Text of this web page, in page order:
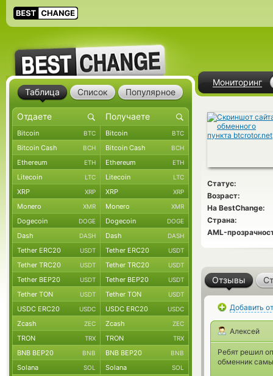
Мониторинг
Статус:
Возраст:
На BestChange:
Страна:
AML-
Отзывы
Добавить
Алексей
Ребят решил
обменник
Таблица Список Популярное
Bitcoin BTC Bitcoin BTC
Bitcoin Cash BCH Bitcoin Cash BCH
Ethereum ETH Ethereum ETH
Litecoin LTC Litecoin LTC
XRP XRP XRP XRP
Monero XMR Monero XMR
Dogecoin DOGE Dogecoin DOGE
Dash DASH Dash DASH
Tether ERC20 USDT Tether ERC20 USDT
Tether TRC20 USDT Tether TRC20 USDT
Tether BEP20 USDT Tether BEP20 USDT
Tether TON USDT Tether TON USDT
USDC ERC20 USDC USDC ERC20 USDC
Zcash ZEC Zcash ZEC
TRON TRX TRON TRX
BNB BEP20 BNB BNB BEP20 BNB
Solana SOL Solana SOL